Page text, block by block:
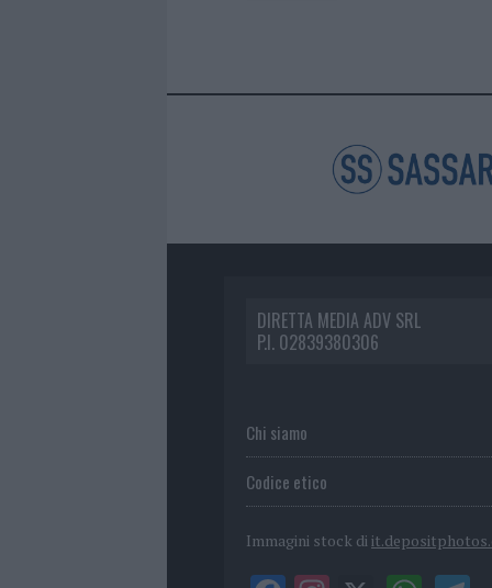
DIRETTA MEDIA ADV SRL
P.I. 02839380306
Chi siamo
Codice etico
Immagini stock di